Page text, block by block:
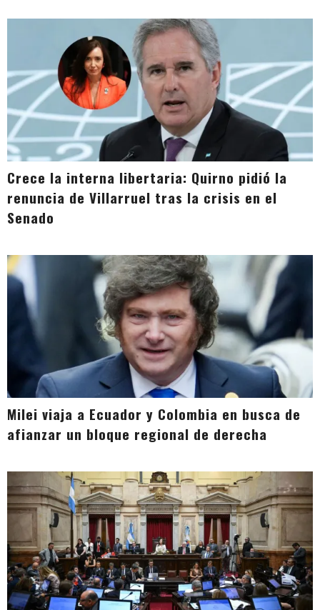
Crece la interna libertaria: Quirno pidió la
renuncia de Villarruel tras la crisis en el
Senado
Milei viaja a Ecuador y Colombia en busca de
afianzar un bloque regional de derecha